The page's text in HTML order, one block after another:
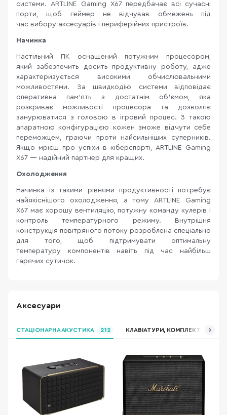
системи. ARTLINE Gaming X67 передбачає всі сучасні
порти, щоб геймер не відчував обмежень під
час вибору аксесуарів і периферійних пристроїв.
Начинка
Настільний ПК оснащений потужним процесором,
який забезпечить досить продуктивну роботу, адже
характеризується високими обчислювальними
можливостями. За швидкодію системи відповідає
оперативна пам'ять з достатнім об'ємом, яка
розкриває можливості процесора та дозволяє
занурюватися з головою в ігровий процес. З такою
апаратною конфігурацією кожен зможе відчути себе
переможцем, граючи проти найсильніших суперників.
Якщо мрієш про успіхи в кіберспорті, ARTLINE Gaming
X67 — надійний партнер для кращих.
Охолодження
Начинка із такими рівнями продуктивності потребує
найякіснішого охолодження, а тому ARTLINE Gaming
X67 має хорошу вентиляцію, потужну команду кулерів і
контроль температурного режиму. Внутрішня
конструкція повітряного потоку розроблена спеціально
для того, щоб підтримувати оптимальну
температуру компонентів навіть під час найбільш
гарячих сутичок.
Аксесуари
СТАЦІОНАРНА АКУСТИКА 212 КЛАВІАТУРИ, КОМПЛЕКТИ